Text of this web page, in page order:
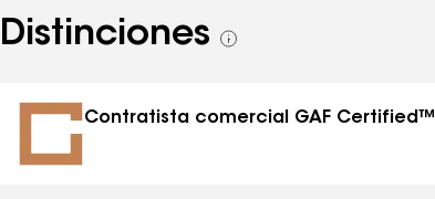
Distinciones
Ver
distinciones
Contratista comercial GAF Certified™